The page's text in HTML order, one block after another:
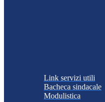
Link servizi utili
Bacheca sindacale
Modulistica